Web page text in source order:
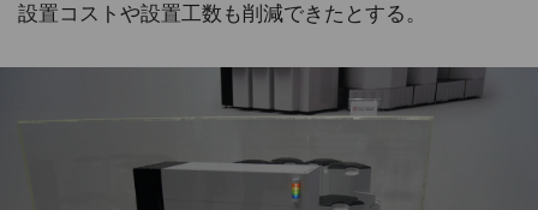
設置コストや設置工数も削減できたとする。